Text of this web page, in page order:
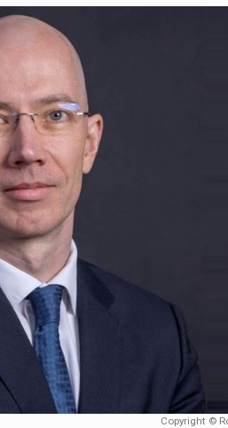
pedepseste granitele?
Reveals About Bakuchiol's Evolution
noilor reglementari UE privind
ON THE INTERNATIONAL
DIGITALIZED WHOLESALER IN
RO concept OSCAR –
a Pall-Ex, liderul pietei
AL FAMILIEI: RANGE ROVER GT
Copyright ©